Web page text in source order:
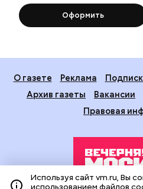
Оформить
О газете Реклама
Архив газеты
Вакансии
Правовая
Используя сайт vm.ru, Вы
использованием файлов